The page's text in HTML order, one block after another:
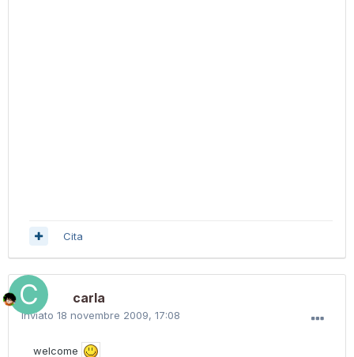
Cita
carla
Inviato 18 novembre 2009, 17:08
welcome